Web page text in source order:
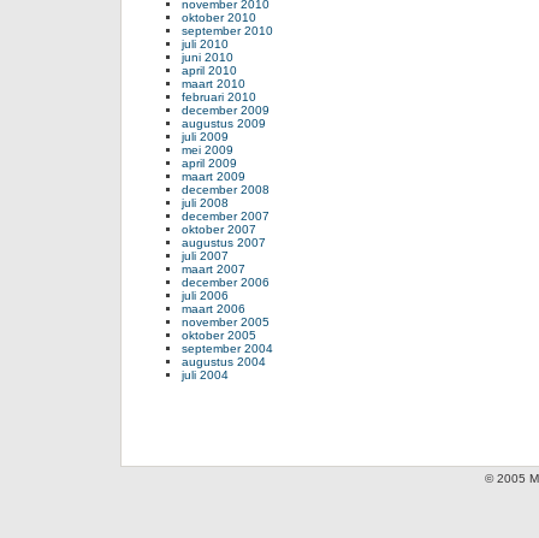
november 2010
oktober 2010
september 2010
juli 2010
juni 2010
april 2010
maart 2010
februari 2010
december 2009
augustus 2009
juli 2009
mei 2009
april 2009
maart 2009
december 2008
juli 2008
december 2007
oktober 2007
augustus 2007
juli 2007
maart 2007
december 2006
juli 2006
maart 2006
november 2005
oktober 2005
september 2004
augustus 2004
juli 2004
© 2005